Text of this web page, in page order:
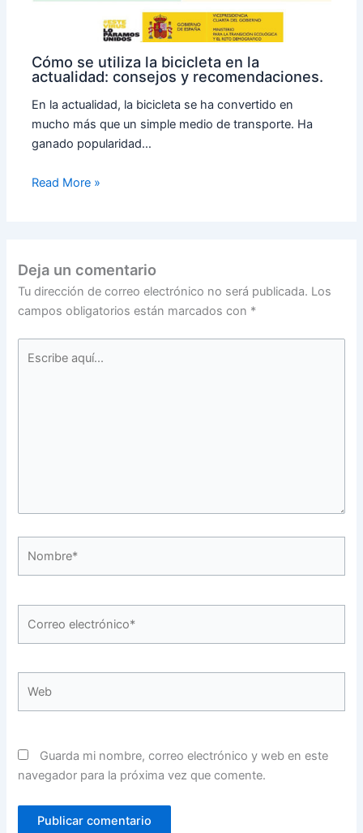
Cómo se utiliza la bicicleta en la
actualidad: consejos y recomendaciones.
En la actualidad, la bicicleta se ha convertido en
mucho más que un simple medio de transporte. Ha
ganado popularidad…
Read More »
Deja un comentario
Tu dirección de correo electrónico no será publicada. Los
campos obligatorios están marcados con *
aquí...
electrónico*
Guarda mi nombre, correo electrónico y web en este
navegador para la próxima vez que comente.